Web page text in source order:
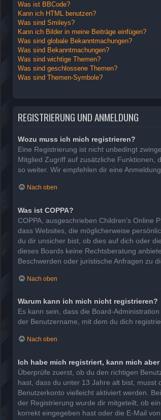
Was ist BBCode?
Kann ich HTML benutzen?
Was sind Smileys?
Kann ich Bilder in meine Beiträge einfügen?
Was sind globale Bekanntmachungen?
Was sind Bekanntmachungen?
Was sind wichtige Themen?
Was sind geschlossene Themen?
Was sind Themen-Symbole?
REGISTRIERUNG UND ANMELDUNG
Wozu muss ich mich registrieren?
Eine Registrierung ist nicht unbedingt
Mitglied Zugriff auf zusätzliche Funktionen,
so weiter. Wir empfehlen dir eine
Nach oben
Was ist COPPA?
COPPA, ausgeschrieben Children’s Online
dass Websites, die möglicherweise
du dir unsicher bist, ob dies auf dich oder
dieses Boards keine Rechtsberatung
Beschwerden oder juristische Anfragen zu
Nach oben
Warum kann ich mich nicht registrieren?
Es kann sein, dass die Board-
der Benutzername, mit dem du dich
Nach oben
Ich habe mich registriert, kann mich
Überprüfe zuerst, ob du den richtigen
hast, dass du unter 13 Jahre alt bist, musst
Benutzerkonto vielleicht aktiviert werden.
der Registrierung wurde dir mitgeteilt, ob
korrekt eingegeben hast oder die E-Mail